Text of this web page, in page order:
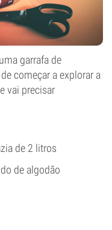
garrafa de
começar a explorar a
vai precisar
de 2 litros
de algodão